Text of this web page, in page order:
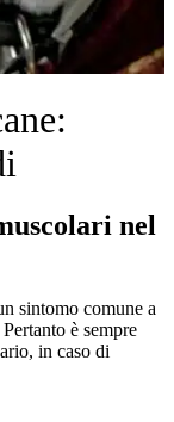
nel
sintomo comune a
è sempre
in caso di